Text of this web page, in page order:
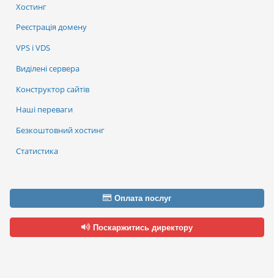
Хостинг
Реєстрація домену
VPS і VDS
Виділені сервера
Конструктор сайтів
Наші переваги
Безкоштовний хостинг
Статистика
Оплата послуг
Поскаржитись директору